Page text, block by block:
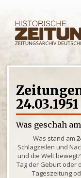
24.03.1951
Was geschah am
Was stand am
Schlagzeilen und
und die Welt
Tag der Geburt oder
Tageszeitung